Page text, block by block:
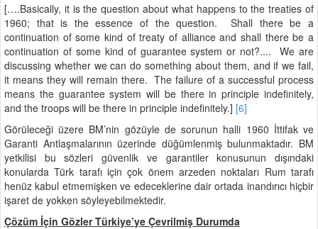
[….Basically, it is the question about what happens to the treaties of
1960; that is the essence of the question. Shall there be a
continuation of some kind of treaty of alliance and shall there be a
continuation of some kind of guarantee system or not?.... We are
discussing whether we can do something about them, and if we fail,
it means they will remain there. The failure of a successful process
means the guarantee system will be there in principle indefinitely,
and the troops will be there in principle indefinitely.] [6]
Görüleceği üzere BM’nin gözüyle de sorunun halli 1960 İttifak ve
Garanti Antlaşmalarının üzerinde düğümlenmiş bulunmaktadır. BM
yetkilisi bu sözleri güvenlik ve garantiler konusunun dışındaki
konularda Türk tarafı için çok önem arzeden noktaları Rum tarafı
henüz kabul etmemişken ve edeceklerine dair ortada inandırıcı hiçbir
işaret de yokken söyleyebilmektedir.
Çözüm İçin Gözler Türkiye’ye Çevrilmiş Durumda